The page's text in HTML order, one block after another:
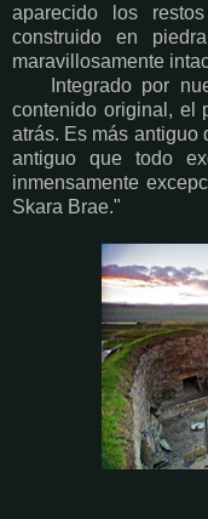
aparecido los
construido en
maravillosamente
Integrado por
contenido original, el
atrás. Es más antiguo
antiguo que todo
inmensamente
Skara Brae."